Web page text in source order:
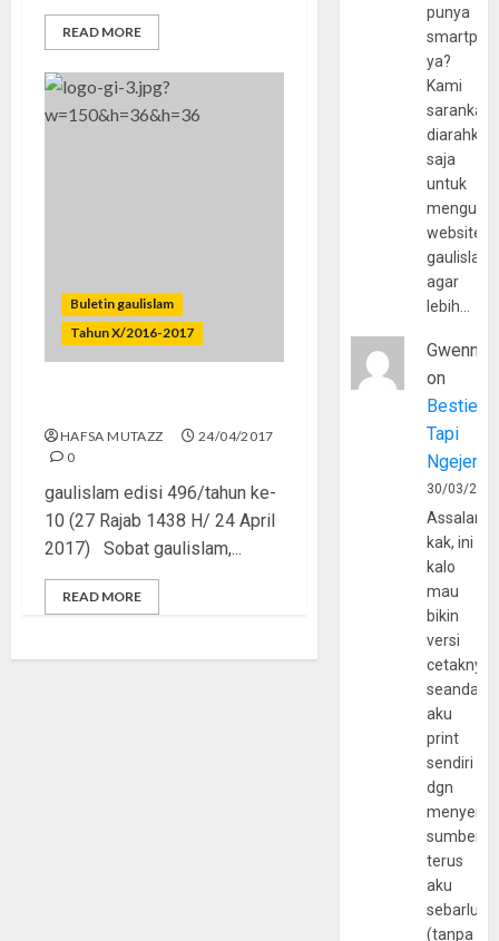
READ MORE
Buletin gaulislam
Tahun X/2016-2017
HAFSA MUTAZZ
24/04/2017
0
gaulislam edisi 496/tahun ke-
10 (27 Rajab 1438 H/ 24 April
2017) Sobat gaulislam,...
READ MORE
punya
ya?
Kami
sarankan,
diarahkan
saja
untuk
website
agar
lebih…
Gwenny
on
Bestie
Tapi
30/03/
kak, ini
kalo
mau
bikin
versi
cetaknya
aku
print
sendiri
dgn
sumber
terus
aku
(tanpa